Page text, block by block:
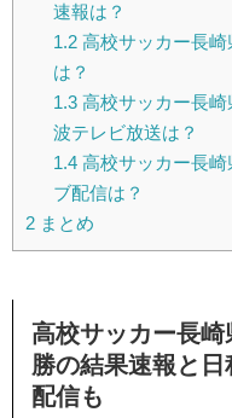
速報は？
1.2高校サッカー長崎
は？
1.3高校サッカー長崎
波テレビ放送は？
1.4高校サッカー長崎
ブ配信は？
2 まとめ
高校サッカー長
勝の結果速報と
配信も